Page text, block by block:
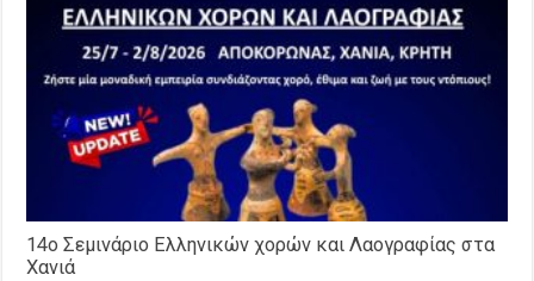
14o Σεμινάριο Ελληνικών χορών και Λαογραφίας στα
Χανιά